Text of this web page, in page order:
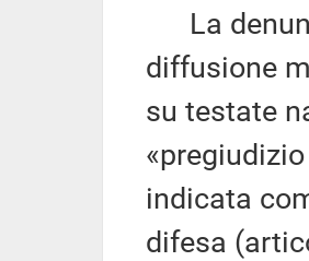
La
diffusione
su testate
indicata
difesa